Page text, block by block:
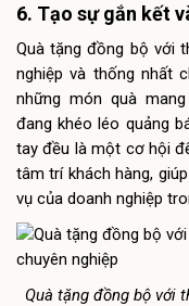
6. Tạo sự gắn kết
Quà tặng đồng bộ với
nghiệp và thống nhất
những món quà
đang khéo léo quảng
tay đều là một cơ hội
tâm trí khách hàng,
vụ của doanh nghiệp
Quà tặng đồng bộ với